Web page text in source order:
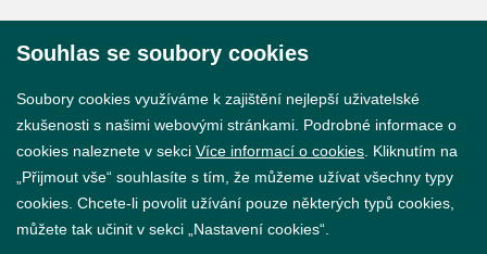
Souhlas se soubory cookies
Soubory cookies využíváme k zajištění nejlepší uživatelské
zkušenosti s našimi webovými stránkami. Podrobné informace o
cookies naleznete v sekci Více informací o cookies . Kliknutím na
„Přijmout vše“ souhlasíte s tím, že můžeme užívat všechny typy
cookies. Chcete-li povolit užívání pouze některých typů cookies,
můžete tak učinit v sekci „Nastavení cookies“.